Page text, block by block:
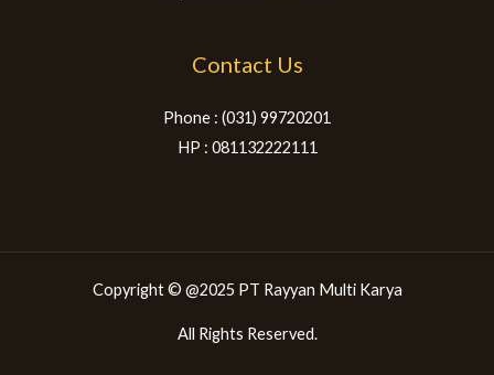
Contact Us
Phone : (031) 99720201
HP : 081132222111
Copyright © @2025 PT Rayyan Multi Karya
All Rights Reserved.